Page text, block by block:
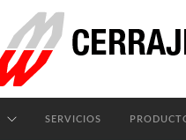
SERVICIOS